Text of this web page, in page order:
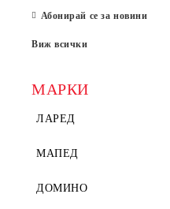
Абонирай се за новини
Виж всички
МАРКИ
ЛАРЕД
МАПЕД
ДОМИНО